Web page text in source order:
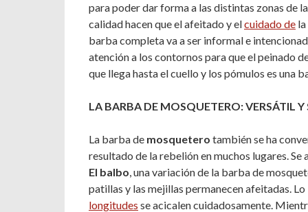
para poder dar forma a las distintas zonas de
calidad hacen que el afeitado y elcuidado de
barba completa va a ser informal e
atención a los contornos para que el peinado
que llega hasta el cuello y los pómulos es una
LA BARBA DE MOSQUETERO: VERSÁTIL Y
La barba de mosquetero también se ha
resultado de la rebelión en muchos lugares.
El balbo, una variación de la barba de
patillas y las mejillas permanecen afeitadas.
longitudes se acicalen cuidadosamente.